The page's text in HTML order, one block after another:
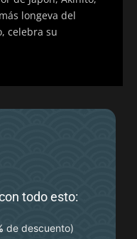
longeva del
celebra su
todo esto:
de descuento)